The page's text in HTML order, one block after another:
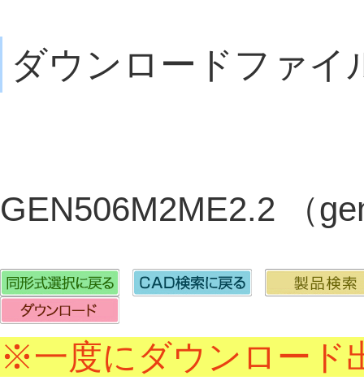
ダウンロードファイ
GEN506M2ME2.2 （
※一度にダウンロード